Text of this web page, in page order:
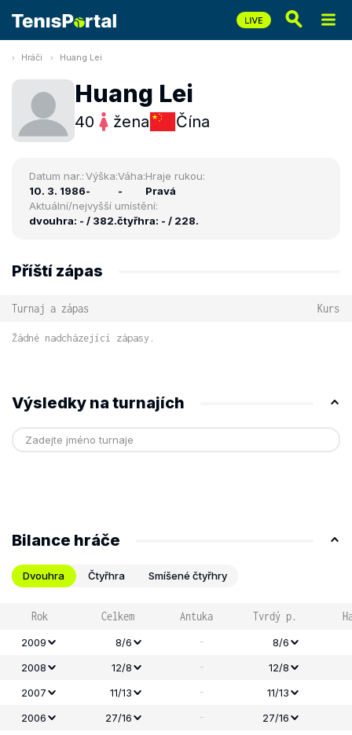
Hráči Huang Lei
Huang Lei
40 žena Čína
Datum nar.:
10. 3. 1986
Výška:
-
Váha:
-
Hraje rukou:
Pravá
Aktuální/nejvyšší umístění:
dvouhra: - / 382.čtyřhra: - / 228.
Příští zápas
Turnaj a zápas Kurs
Žádné nadcházející zápasy.
Výsledky na turnajích
Bilance hráče
Dvouhra Čtyřhra Smíšené čtyřhry
Rok Celkem Antuka Tvrdý p.
2009 8/6 -
8/6
2008
12/8 -
12/8
2007
11/13 -
11/13
2006
27/16 -
27/16